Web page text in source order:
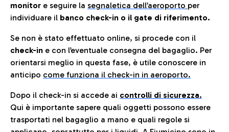
monitor e seguire la segnaletica dell’aeroporto per
individuare il banco check-in o il gate di riferimento.
Se non è stato effettuato online, si procede con il
check-in e con l’eventuale consegna del bagaglio. Per
orientarsi meglio in questa fase, è utile conoscere in
anticipo come funziona il check-in in aeroporto.
Dopo il check-in si accede ai controlli di sicurezza.
Qui è importante sapere quali oggetti possono essere
trasportati nel bagaglio a mano e quali regole si